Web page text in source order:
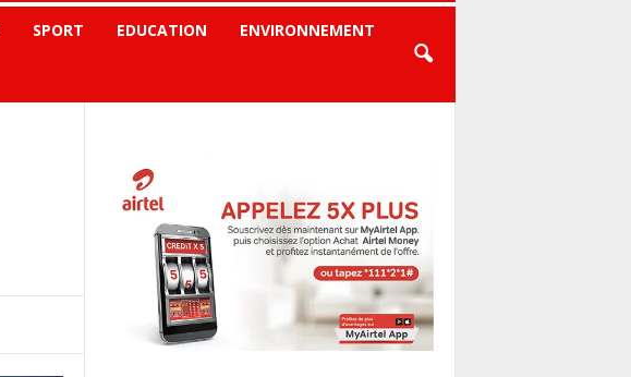
SPORT EDUCATION ENVIRONNEMENT